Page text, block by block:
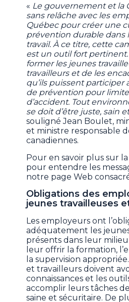
« Le gouvernement et la
sans relâche avec les
Québec pour créer une
prévention durable dans
travail. À ce titre, cette
est un outil fort
former les jeunes
travailleurs et de les
qu’ils puissent participer
de prévention pour
d’accident. Tout
se doit d’être juste, sain
souligné Jean Boulet,
et ministre responsable
canadiennes.
Pour en savoir plus sur
pour entendre les
notre page Web
Obligations des
jeunes travailleuses
Les employeurs ont
adéquatement les
présents dans leur
leur offrir la formation,
la supervision
et travailleurs doivent
connaissances et les
accomplir leurs tâches
saine et sécuritaire. De